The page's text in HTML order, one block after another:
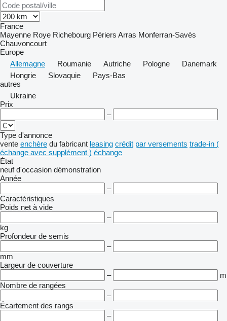
France
Mayenne Roye Richebourg Périers Arras Monferran-Savès
Chauvoncourt
Europe
Allemagne
Roumanie Autriche Pologne
Danemark
Hongrie
Slovaquie
Pays-Bas
autres
Ukraine
Prix
–
Type d'annonce
vente enchère du fabricant leasing crédit par versements trade-in (
échange avec supplément ) échange
État
neuf d'occasion démonstration
Année
–
Caractéristiques
Poids net à vide
–
kg
Profondeur de semis
–
mm
Largeur de couverture
–
m
Nombre de rangées
–
Écartement des rangs
–